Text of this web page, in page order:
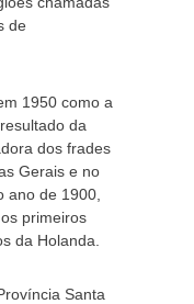
de
1950 como a
da
dos frades
Gerais e no
ano de 1900,
primeiros
da Holanda.
Santa